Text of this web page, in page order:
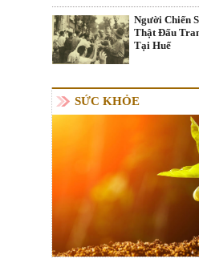
Người Chiến
Thật Đấu
Tại Huế
SỨC KHỎE